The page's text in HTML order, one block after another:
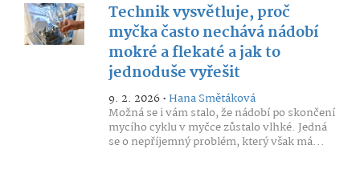
Technik vysvětluje, proč
myčka často nechává nádobí
mokré a flekaté a jak to
jednoduše vyřešit
9. 2. 2026 •Hana Smětáková
Možná se i vám stalo, že nádobí po skončení
mycího cyklu v myčce zůstalo vlhké. Jedná
se o nepříjemný problém, který však má...